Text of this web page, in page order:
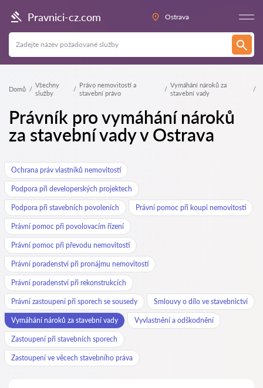
Pravnici-cz.com Ostrava
Domů
Všechny
služby
Právo nemovitostí a
stavební právo
Vymáhání nároků za
stavební vady
Právník pro vymáhání nároků
za stavební vady v Ostrava
Ochrana práv vlastníků nemovitostí
Podpora při developerských projektech
Podpora při stavebních povoleních Právní pomoc při koupi nemovitosti
Právní pomoc při povolovacím řízení
Právní pomoc při převodu nemovitostí
Právní poradenství při pronájmu nemovitostí
Právní poradenství při rekonstrukcích
Právní zastoupení při sporech se sousedy Smlouvy o dílo ve stavebnictví
Vymáhání nároků za stavební vady Vyvlastnění a odškodnění
Zastoupení při stavebních sporech
Zastoupení ve věcech stavebního práva